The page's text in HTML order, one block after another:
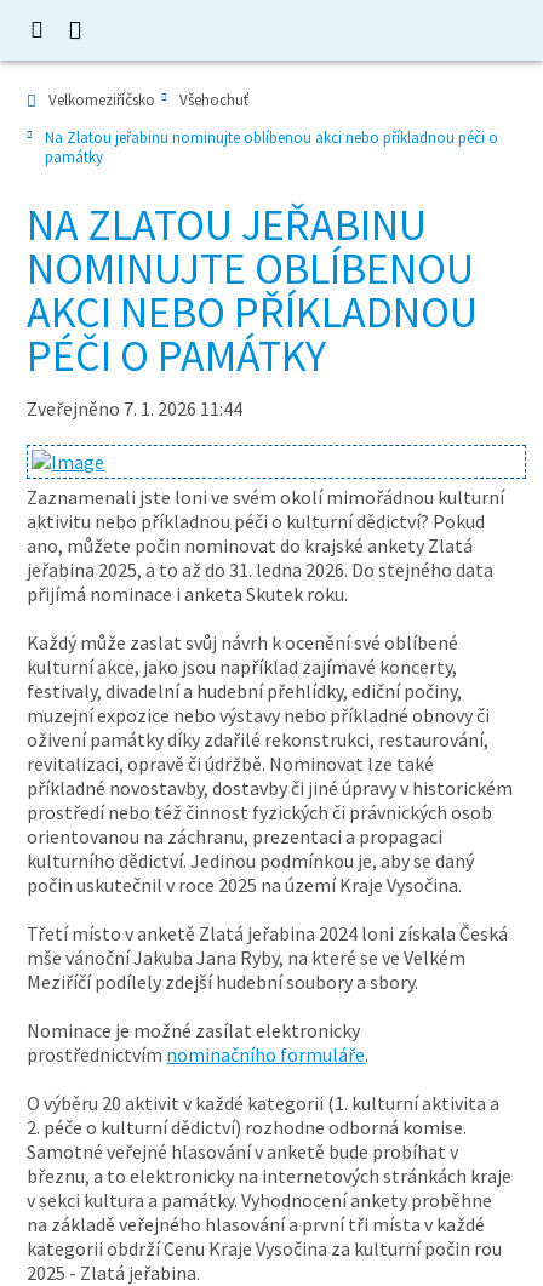
Velkomeziříčsko
Všehochuť
Na Zlatou jeřabinu nominujte oblíbenou akci nebo příkladnou péči o
památky
NA ZLATOU JEŘABINU
NOMINUJTE OBLÍBENOU
AKCI NEBO PŘÍKLADNOU
PÉČI O PAMÁTKY
Zveřejněno 7. 1. 2026 11:44
Zaznamenali jste loni ve svém okolí mimořádnou kulturní
aktivitu nebo příkladnou péči o kulturní dědictví? Pokud
ano, můžete počin nominovat do krajské ankety Zlatá
jeřabina 2025, a to až do 31. ledna 2026. Do stejného data
přijímá nominace i anketa Skutek roku.
Každý může zaslat svůj návrh k ocenění své oblíbené
kulturní akce, jako jsou například zajímavé koncerty,
festivaly, divadelní a hudební přehlídky, ediční počiny,
muzejní expozice nebo výstavy nebo příkladné obnovy či
oživení památky díky zdařilé rekonstrukci, restaurování,
revitalizaci, opravě či údržbě. Nominovat lze také
příkladné novostavby, dostavby či jiné úpravy v historickém
prostředí nebo též činnost fyzických či právnických osob
orientovanou na záchranu, prezentaci a propagaci
kulturního dědictví. Jedinou podmínkou je, aby se daný
počin uskutečnil v roce 2025 na území Kraje Vysočina.
Třetí místo v anketě Zlatá jeřabina 2024 loni získala Česká
mše vánoční Jakuba Jana Ryby, na které se ve Velkém
Meziříčí podílely zdejší hudební soubory a sbory.
Nominace je možné zasílat elektronicky
prostřednictvím nominačního formuláře.
O výběru 20 aktivit v každé kategorii (1. kulturní aktivita a
2. péče o kulturní dědictví) rozhodne odborná komise.
Samotné veřejné hlasování v anketě bude probíhat v
březnu, a to elektronicky na internetových stránkách kraje
v sekci kultura a památky. Vyhodnocení ankety proběhne
na základě veřejného hlasování a první tři místa v každé
kategorii obdrží Cenu Kraje Vysočina za kulturní počin rou
2025 - Zlatá jeřabina.